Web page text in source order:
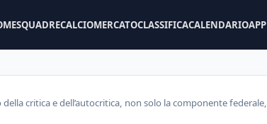
SQUADRECALCIOMERCATOCLASSIFICACALENDARIOAPP
critica e dell’autocritica, non solo la componente federale,